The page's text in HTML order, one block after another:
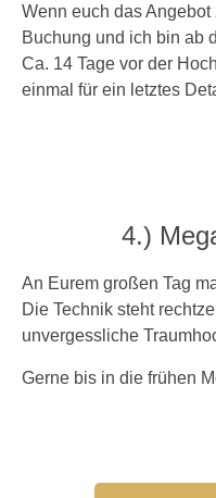
Wenn euch das
Buchung und ich bin ab
Ca. 14 Tage vor der
einmal für ein letztes
4.)
An Eurem großen Tag
Die Technik steht
unvergessliche
Gerne bis in die frühen